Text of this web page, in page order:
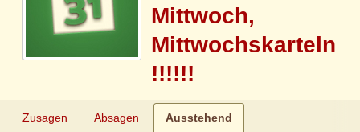
Mittwoch,
Mittwochskarteln
!!!!!!
Zusagen Absagen Ausstehend